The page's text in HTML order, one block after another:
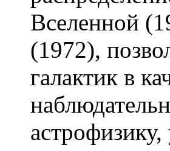
Вселенной
(1972),
галактик в